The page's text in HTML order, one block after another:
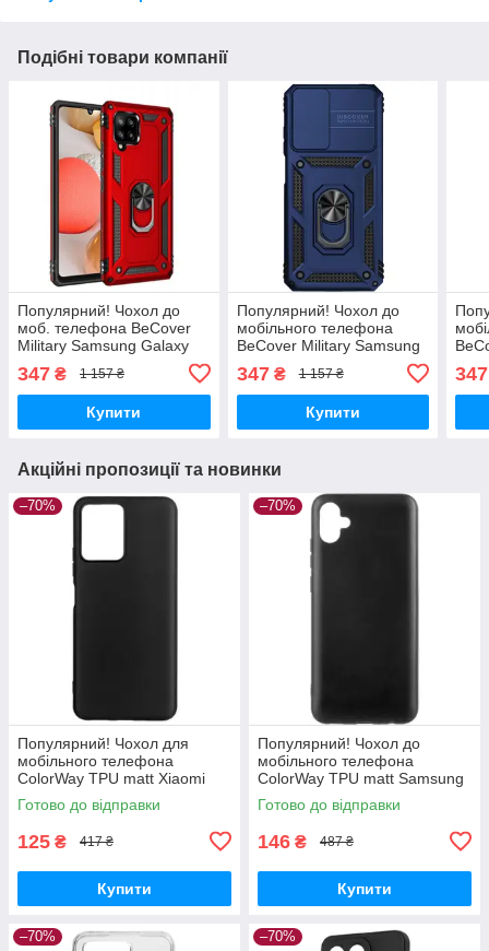
Подібні товари компанії
Популярний! Чохол до
моб. телефона BeCover
Military Samsung Galaxy
A22 SM-A225 / M32 SM-
M325 Red (706638) -
Краща якість тільки на
347 ₴ 1 157 ₴
Купити
Популярний! Чохол до
мобільного телефона
BeCover Military Samsung
Galaxy A22 SM-A225 / M32
SM-M325 Blue (706637) -
Краща якість
347₴ 1 157 ₴
Купити
347
Акційні пропозиції та новинки
–70%
Популярний! Чохол для
мобільного телефона
ColorWay TPU matt Xiaomi
Redmi Note 12 5G black (CW-
CTMXRN125-BK) —
Готово до відправки
125 ₴ 417 ₴
Купити
–70%
Популярний! Чохол до
мобільного телефона
ColorWay TPU matt Samsung
Galaxy A04e black (CW-
CTMSGA042-BK) - Краща
Готово до відправки
146 ₴ 487 ₴
Купити
–70% –70%